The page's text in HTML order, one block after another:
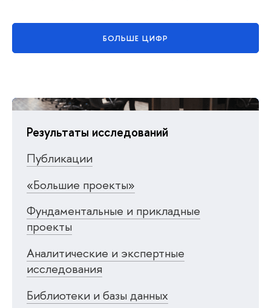
БОЛЬШЕ ЦИФР
Результаты исследований
Публикации
«Большие проекты»
Фундаментальные и прикладные
проекты
Аналитические и экспертные
исследования
Библиотеки и базы данных